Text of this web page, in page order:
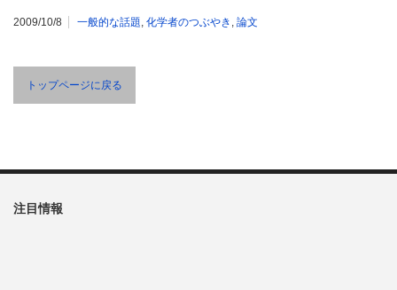
2009/10/8 一般的な話題, 化学者のつぶやき , 論文
トップページに戻る
注目情報